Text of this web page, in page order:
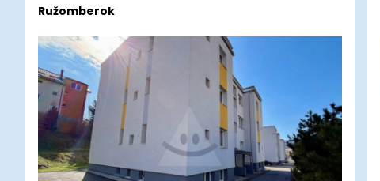
Ružomberok